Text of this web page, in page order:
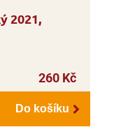
2021,
260 Kč
Do košíku